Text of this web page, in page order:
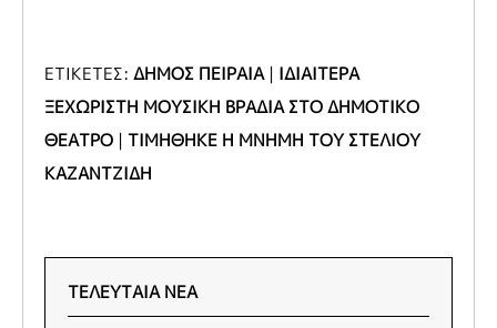
ΕΤΙΚΕΤΕΣ: ΔΗΜΟΣ ΠΕΙΡΑΙΑ| ΙΔΙΑΙΤΕΡΑ
ΞΕΧΩΡΙΣΤΗ ΜΟΥΣΙΚΗ ΒΡΑΔΙΑ ΣΤΟ ΔΗΜΟΤΙΚΟ
ΘΕΑΤΡΟ | ΤΙΜΗΘΗΚΕ Η ΜΝΗΜΗ ΤΟΥ ΣΤΕΛΙΟΥ
ΚΑΖΑΝΤΖΙΔΗ
ΤΕΛΕΥΤΑΙΑ ΝΕΑ